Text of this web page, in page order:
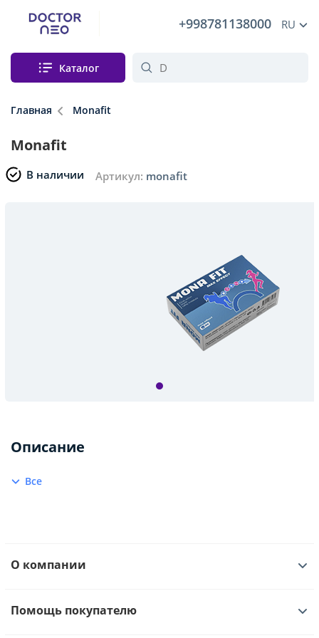
+998781138000 RU
Каталог
Главная Monafit
Monafit
В наличии Артикул: monafit
Описание
Все
О компании
Помощь покупателю